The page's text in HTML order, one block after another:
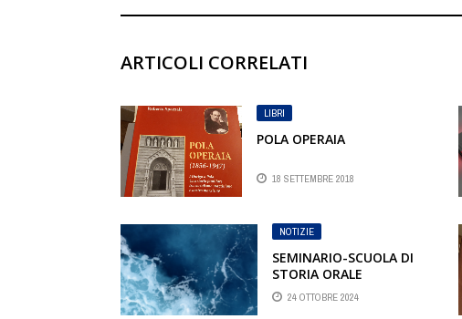
ARTICOLI CORRELATI
LIBRI
POLA OPERAIA
18 SETTEMBRE 2018
NOTIZIE
SEMINARIO-SCUOLA DI
STORIA ORALE
24 OTTOBRE 2024